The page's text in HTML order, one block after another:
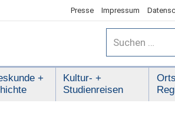
Presse Impressum
Suchen
nach:
+
Kultur- +
Studienreisen